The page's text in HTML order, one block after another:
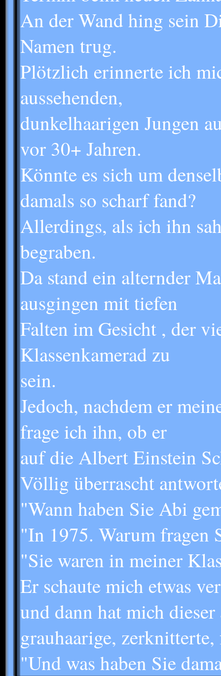
An der Wand hing sein
Namen trug.
Plötzlich erinnerte ich
aussehenden,
dunkelhaarigen Jungen
vor 30+ Jahren.
Könnte es sich um
damals so scharf fand?
Allerdings, als ich ihn
begraben.
Da stand ein alternder
ausgingen mit tiefen
Falten im Gesicht , der
Klassenkamerad zu
sein.
Jedoch, nachdem er
frage ich ihn, ob er
auf die Albert Einstein
Völlig überrascht
"Wann haben Sie Abi
"In 1975. Warum fragen
"Sie waren in meiner
Er schaute mich etwas
und dann hat mich
grauhaarige,
"Und was haben Sie